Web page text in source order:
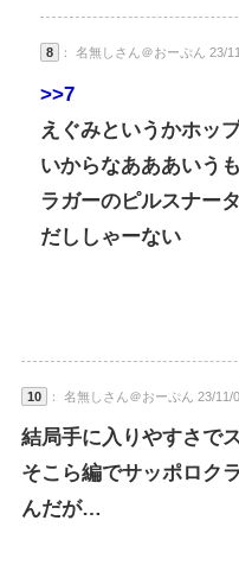
8 ： 名無しさん＠おーぷん 23/
>>7
えぐみというかホッ
いからなあああいう
ラガーのピルスナー
だししゃーない
10 ： 名無しさん＠おーぷん 23/
結局手に入りやすさで
そこら編でサッポロク
んだが…